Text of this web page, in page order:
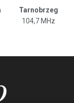
Tarnobrzeg
104,7 MHz